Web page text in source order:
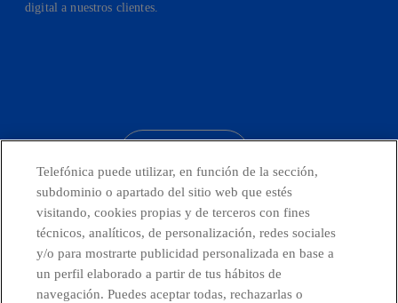
digital a nuestros clientes.
Telefónica en redes sociales
Canal de Denuncias
Telefónica puede utilizar, en función de la sección,
subdominio o apartado del sitio web que estés
visitando, cookies propias y de terceros con fines
técnicos, analíticos, de personalización, redes sociales
y/o para mostrarte publicidad personalizada en base a
un perfil elaborado a partir de tus hábitos de
navegación. Puedes aceptar todas, rechazarlas o